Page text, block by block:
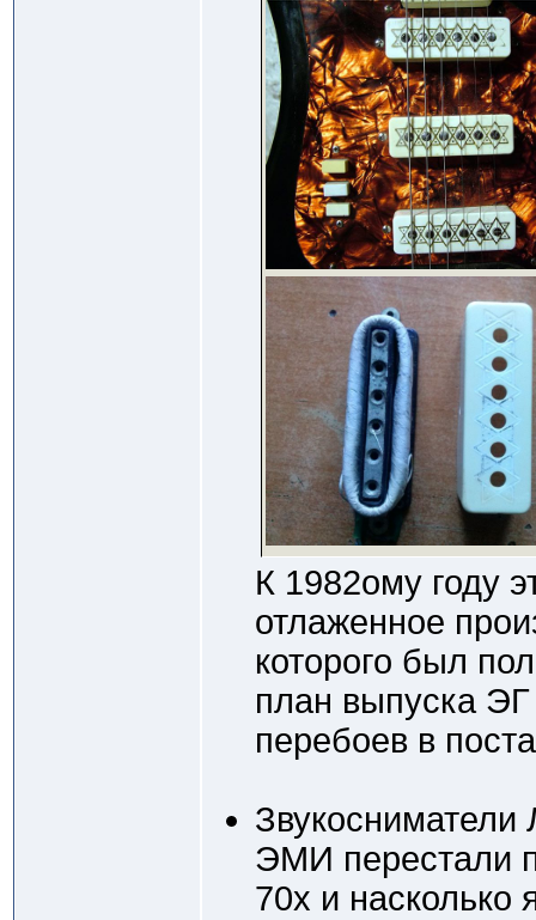
К 1982ому году
отлаженное
которого был
план выпуска
перебоев в
Звукосниматели
ЭМИ перестали
70х и насколько